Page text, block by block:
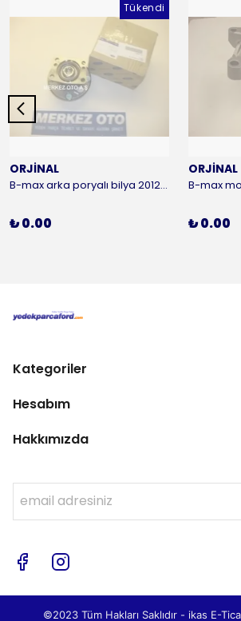
Tükendi
ORJİNAL
B-max arka poryalı bilya 2012-2016 ORJİNAL
₺ 0.00
ORJİNAL
₺ 0.00
Kategoriler
Hesabım
Hakkımızda
©2023 Tüm Hakları Saklıdır - ikas E-